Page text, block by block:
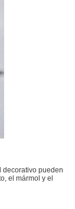
decorativo pueden
el mármol y el